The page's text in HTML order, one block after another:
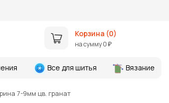
Корзина (0)
на сумму0 ₽
Все для шитья Вязание
7-9мм цв. гранат